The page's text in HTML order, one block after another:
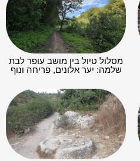
מסלול טיול בין מושב עופר לבת
שלמה: יער אלונים, פריחה ונוף